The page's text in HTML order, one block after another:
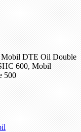
Mobil DTE Oil Double
600, Mobil
500